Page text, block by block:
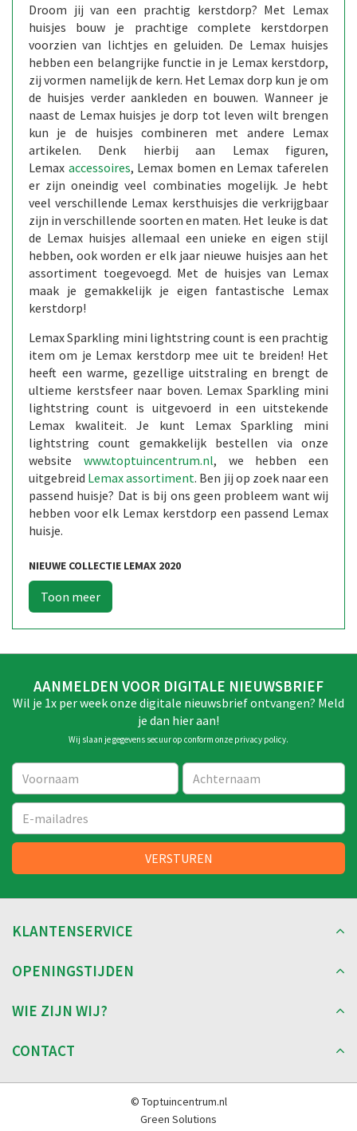
Droom jij van een prachtig kerstdorp? Met Lemax
huisjes bouw je prachtige complete kerstdorpen
voorzien van lichtjes en geluiden. De Lemax huisjes
hebben een belangrijke functie in je Lemax kerstdorp,
zij vormen namelijk de kern. Het Lemax dorp kun je om
de huisjes verder aankleden en bouwen. Wanneer je
naast de Lemax huisjes je dorp tot leven wilt brengen
kun je de huisjes combineren met andere Lemax
artikelen. Denk hierbij aan Lemax figuren,
Lemax accessoires, Lemax bomen en Lemax taferelen
er zijn oneindig veel combinaties mogelijk. Je hebt
veel verschillende Lemax kersthuisjes die verkrijgbaar
zijn in verschillende soorten en maten. Het leuke is dat
de Lemax huisjes allemaal een unieke en eigen stijl
hebben, ook worden er elk jaar nieuwe huisjes aan het
assortiment toegevoegd. Met de huisjes van Lemax
maak je gemakkelijk je eigen fantastische Lemax
kerstdorp!
Lemax Sparkling mini lightstring count is een prachtig
item om je Lemax kerstdorp mee uit te breiden! Het
heeft een warme, gezellige uitstraling en brengt de
ultieme kerstsfeer naar boven. Lemax Sparkling mini
lightstring count is uitgevoerd in een uitstekende
Lemax kwaliteit. Je kunt Lemax Sparkling mini
lightstring count gemakkelijk bestellen via onze
website www.toptuincentrum.nl, we hebben een
uitgebreid Lemax assortiment. Ben jij op zoek naar een
passend huisje? Dat is bij ons geen probleem want wij
hebben voor elk Lemax kerstdorp een passend Lemax
huisje.
NIEUWE COLLECTIE LEMAX 2020
AANMELDEN VOOR DIGITALE NIEUWSBRIEF
Wil je 1x per week onze digitale nieuwsbrief ontvangen? Meld
je dan hier aan!
Wij slaan je gegevens secuur op conform onze privacy policy.
KLANTENSERVICE
OPENINGSTIJDEN
WIE ZIJN WIJ?
CONTACT
© Toptuincentrum.nl
Green Solutions